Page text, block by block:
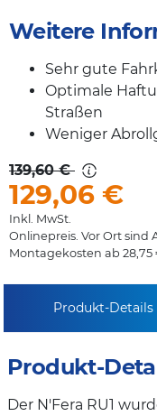
Weitere
Sehr gute
Optimale
Straßen
Weniger
139,60 €
129,06 €
Inkl. MwSt.
Onlinepreis. Vor Ort sind
Montagekosten ab 28,75
Produkt-Details
Produkt-
Der N'Fera RU1